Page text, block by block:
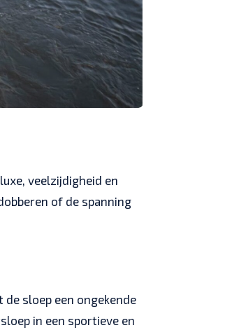
veelzijdigheid en
of de spanning
sloep een ongekende
in een sportieve en